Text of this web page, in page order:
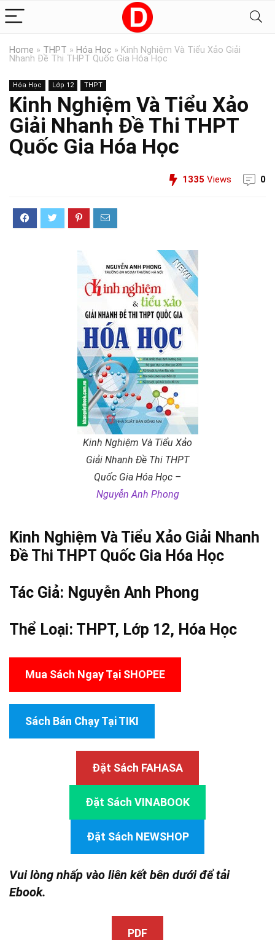
Home » THPT » Hóa Học » Kinh Nghiệm Và Tiểu Xảo Giải
Nhanh Đề Thi THPT Quốc Gia Hóa Học
Hóa Học Lớp 12 THPT
Kinh Nghiệm Và Tiểu Xảo
Giải Nhanh Đề Thi THPT
Quốc Gia Hóa Học
1335 Views 0
Kinh Nghiệm Và Tiểu Xảo
Giải Nhanh Đề Thi THPT
Quốc Gia Hóa Học –
Nguyễn Anh Phong
Kinh Nghiệm Và Tiểu Xảo Giải Nhanh
Đề Thi THPT Quốc Gia Hóa Học
Tác Giả: Nguyễn Anh Phong
Thể Loại: THPT, Lớp 12, Hóa Học
Mua Sách Ngay Tại SHOPEE
Sách Bán Chạy Tại TIKI
Đặt Sách FAHASA
Đặt Sách VINABOOK
Đặt Sách NEWSHOP
Vui lòng nhấp vào liên kết bên dưới để tải
Ebook.
PDF